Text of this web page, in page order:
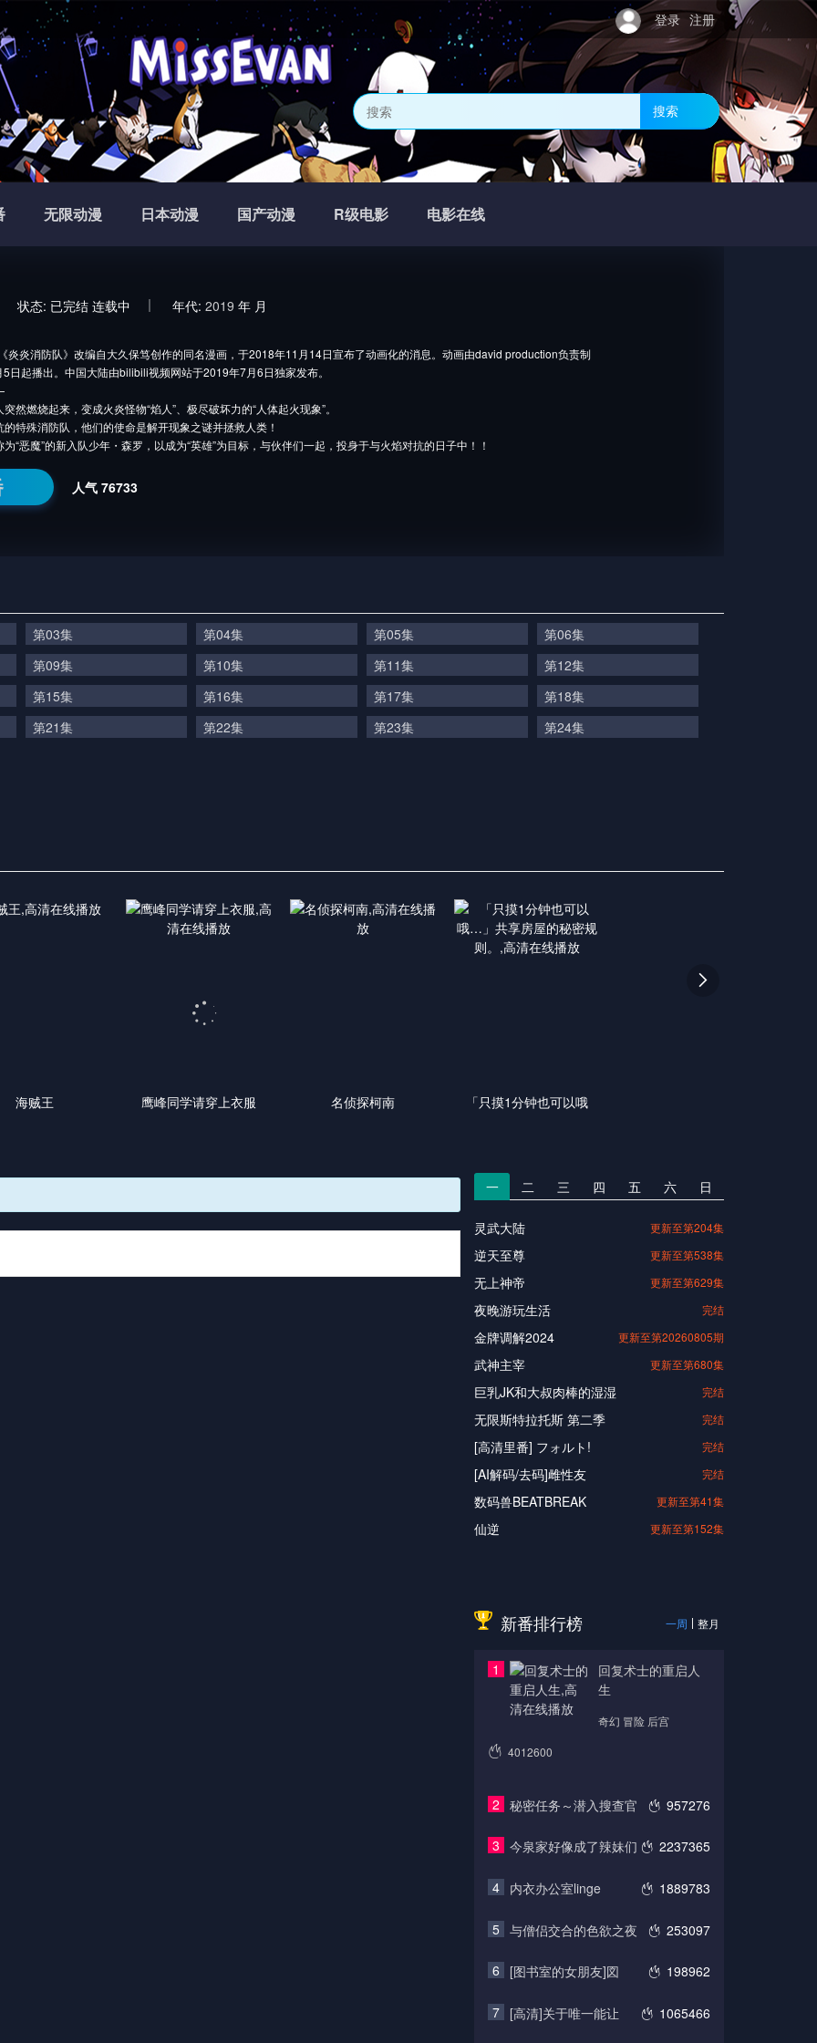
登录 注册
搜索
无限动漫 日本动漫 国产动漫 R级电影 电影在线
状态: 已完结 连载中 年代: 2019 年 月
炎炎消防队》改编自大久保笃创作的同名漫画，于2018年11月14日宣布了动画化的消息。动画由david production负责制
日起播出。中国大陆由bilibili视频网站于2019年7月6日独家发布。
然燃烧起来，变成火炎怪物“焰人”、极尽破坏力的“人体起火现象”。
特殊消防队，他们的使命是解开现象之谜并拯救人类！
“恶魔”的新入队少年・森罗，以成为“英雄”为目标，与伙伴们一起，投身于与火焰对抗的日子中！！
人气 76733
第03集 第04集 第05集
第06集
第09集
第10集 第11集
第12集
第15集
第16集 第17集
第18集
第21集
第22集 第23集 第24集
海贼王 鹰峰同学请穿上衣服 名侦探柯南 「只摸1分钟也可以哦

一 二 三 四 五 六 日
灵武大陆 更新至第204集
逆天至尊 更新至第538集
无上神帝 更新至第629集
夜晚游玩生活 完结
金牌调解2024 更新至第20260805期
武神主宰 更新至第680集
巨乳JK和大叔肉棒的湿湿 完结
无限斯特拉托斯 第二季 完结
[高清里番] フォルト! 完结
[AI解码/去码]雌性友 完结
数码兽BEATBREAK 更新至第41集
仙逆 更新至第152集
新番排行榜 一周 整月
1
回复术士的重启人
生
奇幻 冒险 后宫
4012600
2 957276
秘密任务～潜入搜查官
3 2237365
今泉家好像成了辣妹们
4 1889783
内衣办公室linge
5 253097
与僧侣交合的色欲之夜
6 198962
[图书室的女朋友]図
7 1065466
[高清]关于唯一能让